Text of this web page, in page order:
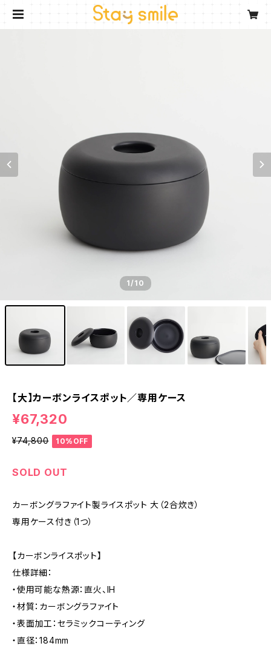
1/10
【大】カーボンライスポット／専用ケース
¥67,320
¥74,800 10%OFF
SOLD OUT
カーボングラファイト製ライスポット 大（2合炊き）
専用ケース付き（1つ）
【カーボンライスポット】
仕様詳細：
・使用可能な熱源：直火、IH
・材質：カーボングラファイト
・表面加工：セラミックコーティング
・直径：184mm